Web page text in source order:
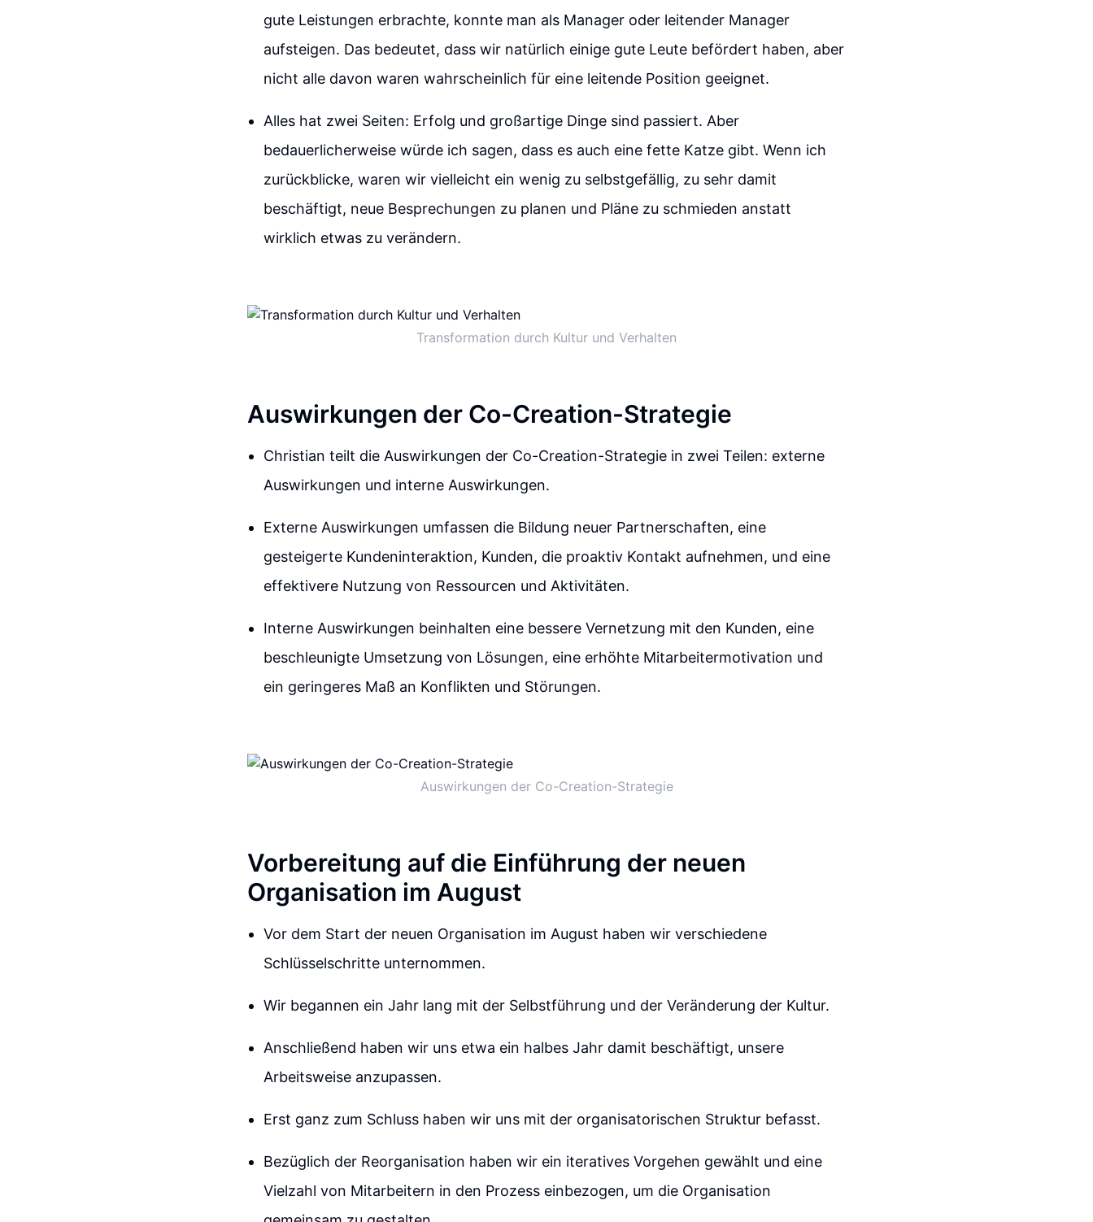
gute Leistungen erbrachte, konnte man als Manager oder leitender Manager
aufsteigen. Das bedeutet, dass wir natürlich einige gute Leute befördert haben, aber
nicht alle davon waren wahrscheinlich für eine leitende Position geeignet.
Alles hat zwei Seiten: Erfolg und großartige Dinge sind passiert. Aber
bedauerlicherweise würde ich sagen, dass es auch eine fette Katze gibt. Wenn ich
zurückblicke, waren wir vielleicht ein wenig zu selbstgefällig, zu sehr damit
beschäftigt, neue Besprechungen zu planen und Pläne zu schmieden anstatt
wirklich etwas zu verändern.
Transformation durch Kultur und Verhalten
Auswirkungen der Co-Creation-Strategie
Christian teilt die Auswirkungen der Co-Creation-Strategie in zwei Teilen: externe
Auswirkungen und interne Auswirkungen.
Externe Auswirkungen umfassen die Bildung neuer Partnerschaften, eine
gesteigerte Kundeninteraktion, Kunden, die proaktiv Kontakt aufnehmen, und eine
effektivere Nutzung von Ressourcen und Aktivitäten.
Interne Auswirkungen beinhalten eine bessere Vernetzung mit den Kunden, eine
beschleunigte Umsetzung von Lösungen, eine erhöhte Mitarbeitermotivation und
ein geringeres Maß an Konflikten und Störungen.
Auswirkungen der Co-Creation-Strategie
Vorbereitung auf die Einführung der neuen
Organisation im August
Vor dem Start der neuen Organisation im August haben wir verschiedene
Schlüsselschritte unternommen.
Wir begannen ein Jahr lang mit der Selbstführung und der Veränderung der Kultur.
Anschließend haben wir uns etwa ein halbes Jahr damit beschäftigt, unsere
Arbeitsweise anzupassen.
Erst ganz zum Schluss haben wir uns mit der organisatorischen Struktur befasst.
Bezüglich der Reorganisation haben wir ein iteratives Vorgehen gewählt und eine
Vielzahl von Mitarbeitern in den Prozess einbezogen, um die Organisation